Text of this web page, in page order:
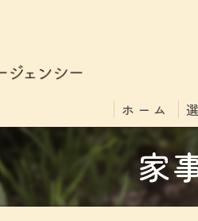
ホーム
家